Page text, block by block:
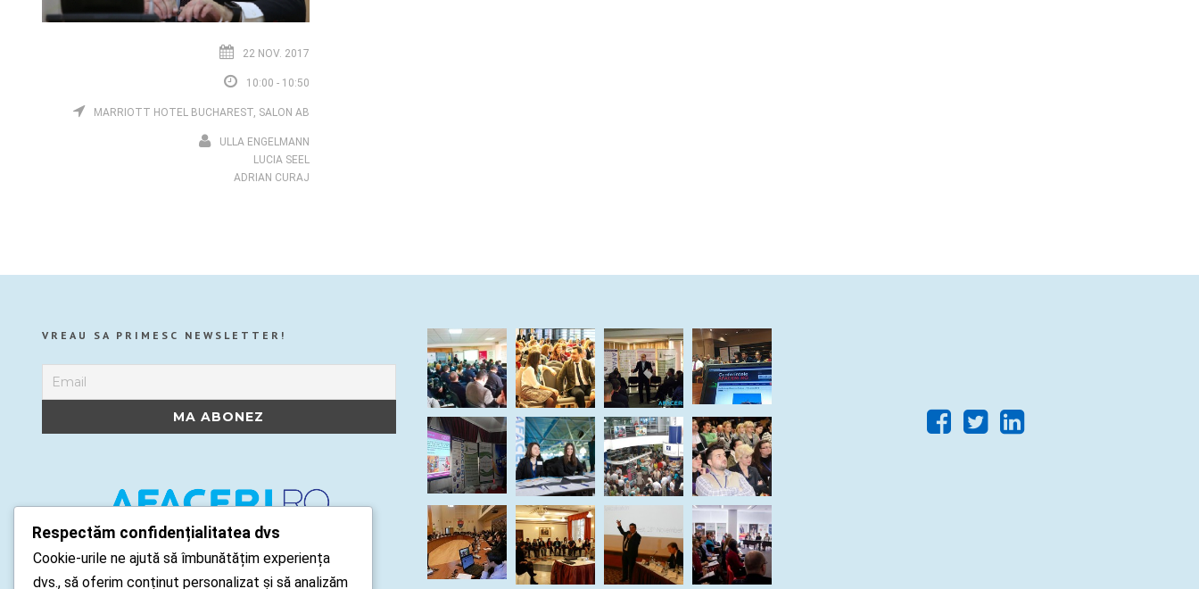
22 NOV. 2017
10:00 - 10:50
MARRIOTT HOTEL BUCHAREST, SALON AB
ULLA ENGELMANN
LUCIA SEEL
ADRIAN CURAJ
VREAU SA PRIMESC NEWSLETTER!
Respectăm confidențialitatea dvs
Cookie-urile ne ajută să îmbunătățim experiența
dvs., să oferim conținut personalizat și să analizăm